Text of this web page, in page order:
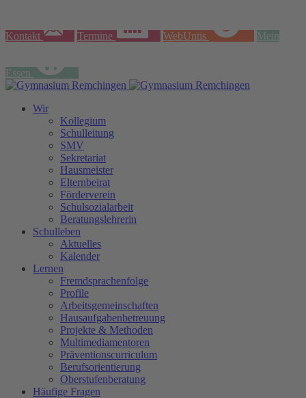
Kontakt Termine WebUntis Mein
Essen
Wir
Kollegium
Schulleitung
SMV
Sekretariat
Hausmeister
Elternbeirat
Förderverein
Schulsozialarbeit
Beratungslehrerin
Schulleben
Aktuelles
Kalender
Lernen
Fremdsprachenfolge
Profile
Arbeitsgemeinschaften
Hausaufgabenbetreuung
Projekte & Methoden
Multimediamentoren
Präventionscurriculum
Berufsorientierung
Oberstufenberatung
Häufige Fragen